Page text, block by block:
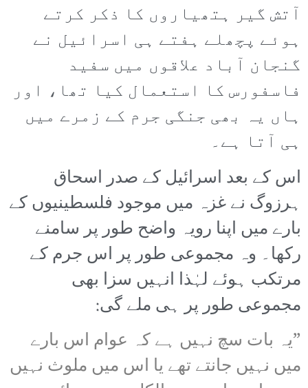
آتش گیر ہتھیاروں کا ذکر کرتے
ہوئے پچھلے ہفتے ہی اسرائیل نے
گنجان آباد علاقوں میں سفید
فاسفورس کا استعمال کیا تھا، اور
ہاں یہ بھی جنگی جرم کے زمرے میں
ہی آتا ہے۔
اس کے بعد اسرائیل کے صدر اسحاق
ہرزوگ نے غزہ میں موجود فلسطینیوں کے
بارے میں اپنا رویہ واضح طور پر سامنے
رکھا۔ وہ مجموعی طور پر اس جرم کے
مرتکب ہوئے لہٰذا انہیں سزا بھی
مجموعی طور پر ہی ملے گی:
”یہ بات سچ نہیں ہے کہ عوام اس بارے
میں نہیں جانتے تھے یا اس میں ملوث نہیں